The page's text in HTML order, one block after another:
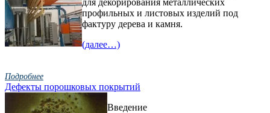
профильных и листовых изделий под
фактуру дерева и камня.
(далее…)
Подробнее
Дефекты порошковых покрытий
Введение